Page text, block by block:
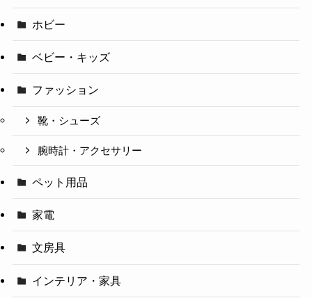
ホビー
ベビー・キッズ
ファッション
靴・シューズ
腕時計・アクセサリー
ペット用品
家電
文房具
インテリア・家具